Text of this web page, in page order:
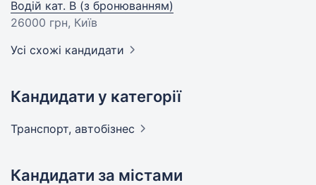
Водій кат. В (з бронюванням)
26000 грн, Київ
Усі схожі кандидати
Кандидати у категорії
Транспорт, автобізнес
Кандидати за містами